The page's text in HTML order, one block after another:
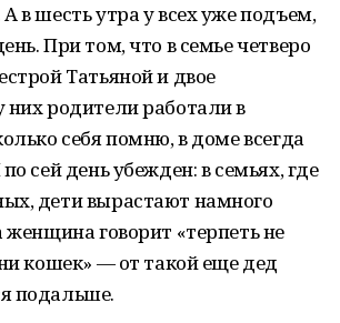
в шесть утра у всех уже подъем,
При том, что в семье четверо
Татьяной и двое
них родители работали в
себя помню, в доме всегда
сей день убежден: в семьях, где
дети вырастают намного
женщина говорит «терпеть не
кошек» — от такой еще дед
подальше.